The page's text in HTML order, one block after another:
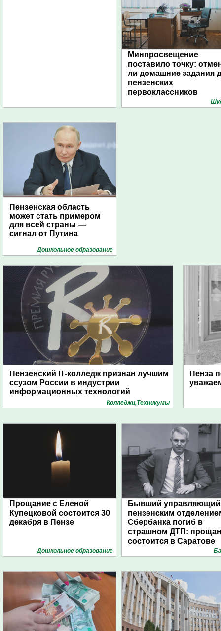
Минпросвещение
поставило точку:
ли домашние задания
пензенских
первоклассников
Пензенская область
может стать примером
для всей страны —
сигнал от Путина
Дошкольное образование
Пензенский IT-колледж признан лучшим
ссузом России в индустрии
информационных технологий
Колледжи,Техникумы
Пенза
Прощание с Еленой
Купецковой состоится 30
декабря в Пензе
Дошкольное образование
Бывший управляющий
пензенским
Сбербанка погиб в
страшном ДТП:
состоится в Саратове